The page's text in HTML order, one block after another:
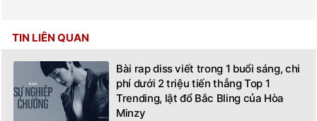
TIN LIÊN QUAN
Bài rap diss viết trong 1 buổi sáng, chi
phí dưới 2 triệu tiến thẳng Top 1
Trending, lật đổ Bắc Bling của Hòa
Minzy